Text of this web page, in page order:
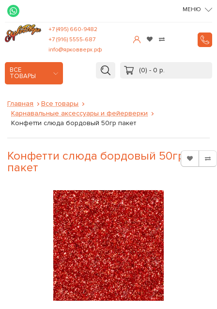
МЕНЮ
+7 (495) 660-9482
+7 (916) 5555-687
info@ярковверх.рф
ВСЕ
ТОВАРЫ
(0) - 0 р.
Главная
Все товары
Карнавальные аксессуары и фейерверки
Конфетти слюда бордовый 50гр пакет
Конфетти слюда бордовый 50гр
пакет